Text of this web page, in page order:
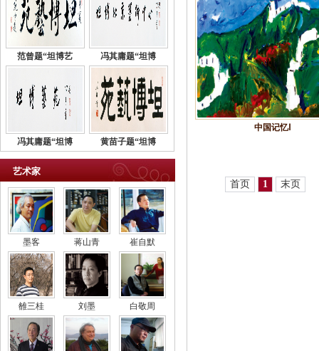
范曾题“坦博艺 冯其庸题“坦博
冯其庸题“坦博 黄苗子题“坦博
艺术家
墨客 蒋山青 崔自默
雒三桂 刘墨 白敬周
中国记忆Ⅰ
首页 1 末页